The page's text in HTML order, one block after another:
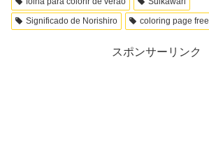
Significado de Norishiro
coloring page free
スポンサーリンク